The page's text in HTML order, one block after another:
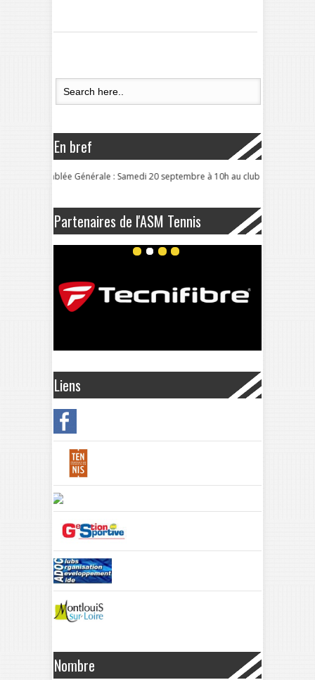
En bref
Assemblée Générale : Samedi 20 septembre à 10h au club
Partenaires de l'ASM Tennis
Liens
Nombre